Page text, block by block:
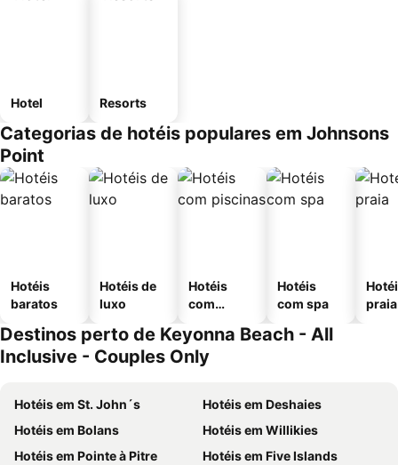
Hotel Resorts
Categorias de hotéis populares em Johnsons
Point
Hotéis
baratos
Hotéis de
luxo
Hotéis
com
Hotéis
com spa
praia
Destinos perto de Keyonna Beach - All
Inclusive - Couples Only
Hotéis em St. John´s
Hotéis em Deshaies
Hotéis em Bolans
Hotéis em Willikies
Hotéis em Pointe à Pitre
Hotéis em Five Islands